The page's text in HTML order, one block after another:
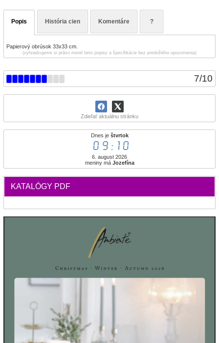
7/10
Zdieľať aktuálnu stránku
Dnes je štvrtok
09:10
6. august 2026
meniny má Jozefína
KATALÓGY PDF
Popis História cien Komentáre ?
Papierový obrúsok 33x33 cm.
(vyhradzujeme si právo meniť tieto popisy a špecifikácie bez predošlého upozornenia)